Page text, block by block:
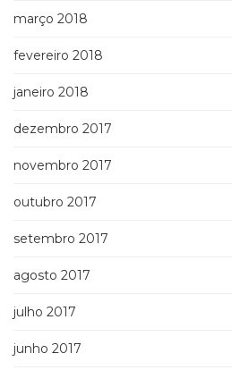
março 2018
fevereiro 2018
janeiro 2018
dezembro 2017
novembro 2017
outubro 2017
setembro 2017
agosto 2017
julho 2017
junho 2017